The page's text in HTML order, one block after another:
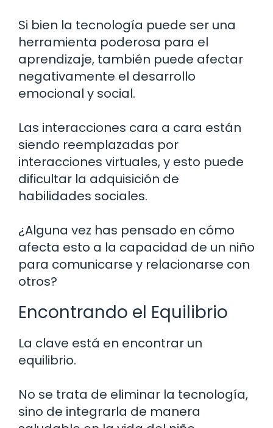
Si bien la tecnología puede ser una
herramienta poderosa para el
aprendizaje, también puede afectar
negativamente el desarrollo
emocional y social.
Las interacciones cara a cara están
siendo reemplazadas por
interacciones virtuales, y esto puede
dificultar la adquisición de
habilidades sociales.
¿Alguna vez has pensado en cómo
afecta esto a la capacidad de un niño
para comunicarse y relacionarse con
otros?
Encontrando el Equilibrio
La clave está en encontrar un
equilibrio.
No se trata de eliminar la tecnología,
sino de integrarla de manera